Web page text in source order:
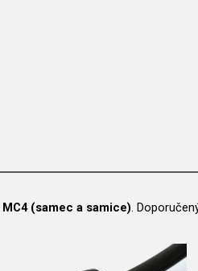
MC4 (samec a samice).